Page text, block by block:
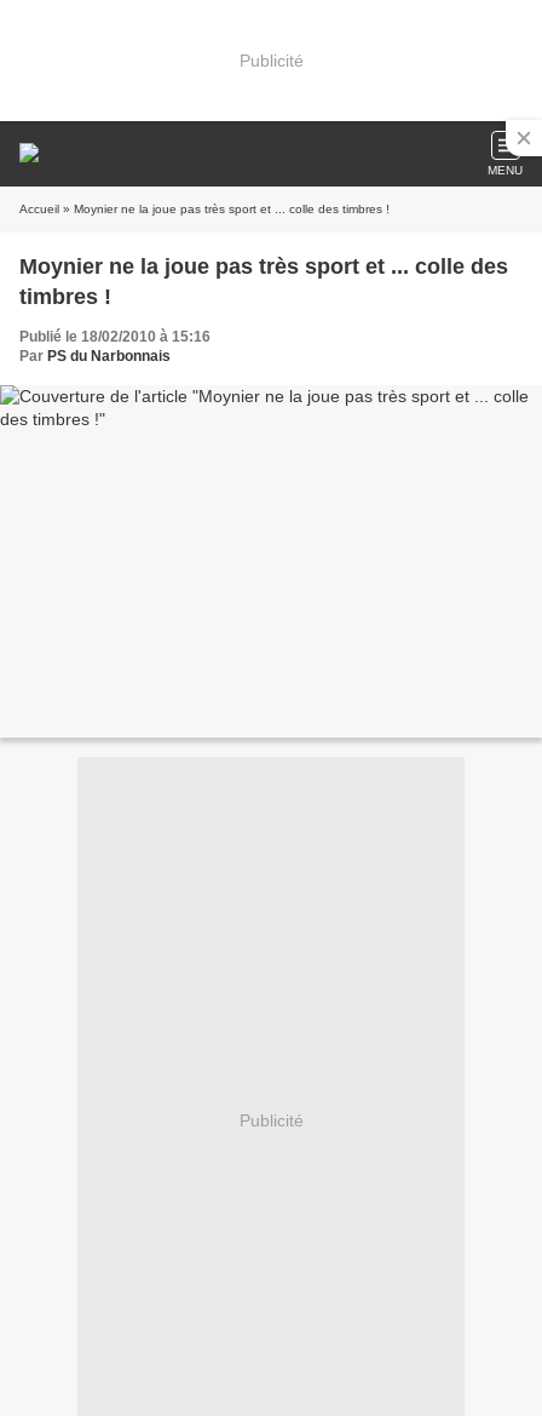
Publicité
MENU
Accueil » Moynier ne la joue pas très sport et ... colle des timbres !
Moynier ne la joue pas très sport et ... colle des
timbres !
Publié le 18/02/2010 à 15:16
Par PS du Narbonnais
Publicité